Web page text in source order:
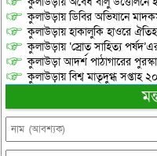
কুলাউড়ায় ডিবির অভিযানে
কুলাউড়ায় হাকালুকি হাওরে
কুলাউড়ায় ‘স্রোত সাহিত্য
কুলাউড়া আদর্শ পাঠাগারের
কুলাউড়ায় বিশ্ব মাতৃদুগ্ধ সপ্তাহ